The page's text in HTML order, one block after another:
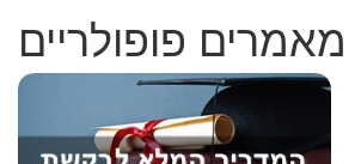
מאמרים פופולריים